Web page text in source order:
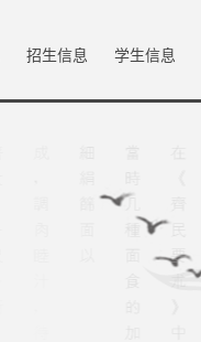
招生信息 学生信息